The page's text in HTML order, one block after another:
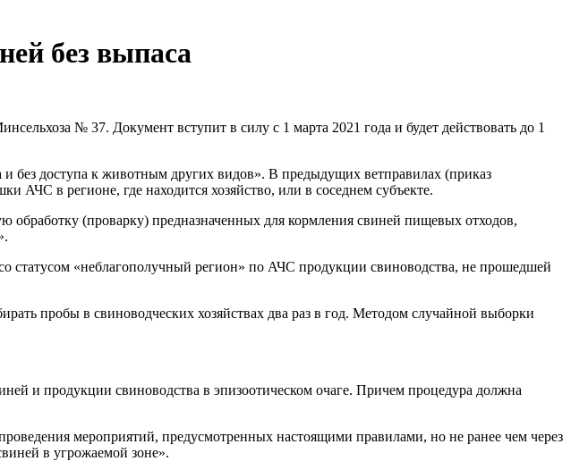
без выпаса
№ 37. Документ вступит в силу с 1 марта 2021 года и будет действовать до 1
и без доступа к животным других видов». В предыдущих ветправилах (приказ
АЧС в регионе, где находится хозяйство, или в соседнем субъекте.
(проварку) предназначенных для кормления свиней пищевых отходов,
статусом «неблагополучный регион» по АЧС продукции свиноводства, не прошедшей
пробы в свиноводческих хозяйствах два раз в год. Методом случайной выборки
и продукции свиноводства в эпизоотическом очаге. Причем процедура должна
мероприятий, предусмотренных настоящими правилами, но не ранее чем через
в угрожаемой зоне».